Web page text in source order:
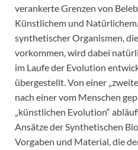
verankerte Grenzen von
Künstlichem und
synthetischer Organismen,
vorkommen, wird dabei
im Laufe der Evolution
übergestellt. Von einer
nach einer vom Menschen
„künstlichen Evolution“
Ansätze der Synthe­tischen
Vorgaben und Material, die